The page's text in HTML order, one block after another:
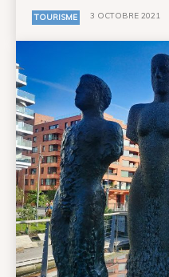
TOURISME 3 OCTOBRE 2021